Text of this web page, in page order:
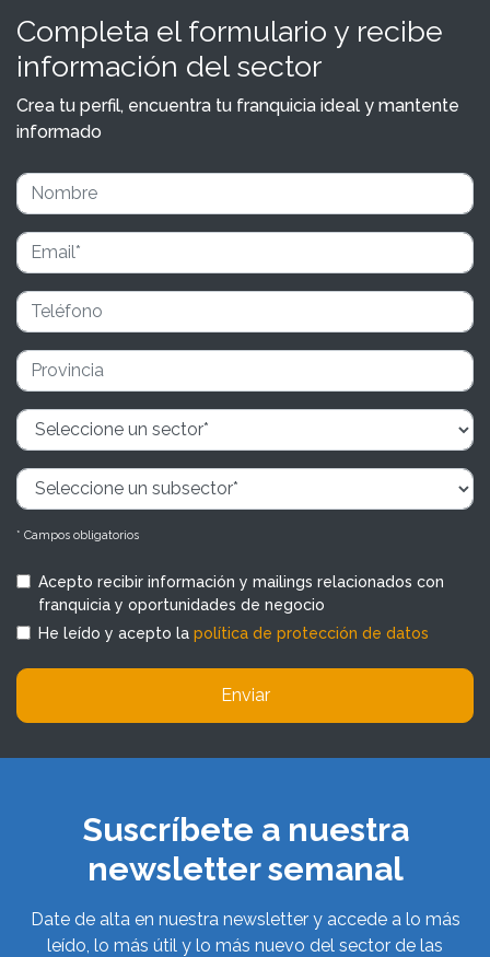
Completa el formulario y recibe
información del sector
Crea tu perfil, encuentra tu franquicia ideal y mantente
informado
* Campos obligatorios
Acepto recibir información y mailings relacionados con
franquicia y oportunidades de negocio
He leído y acepto la política de protección de datos
Enviar
Suscríbete a nuestra
newsletter semanal
Date de alta en nuestra newsletter y accede a lo más
leído, lo más útil y lo más nuevo del sector de las